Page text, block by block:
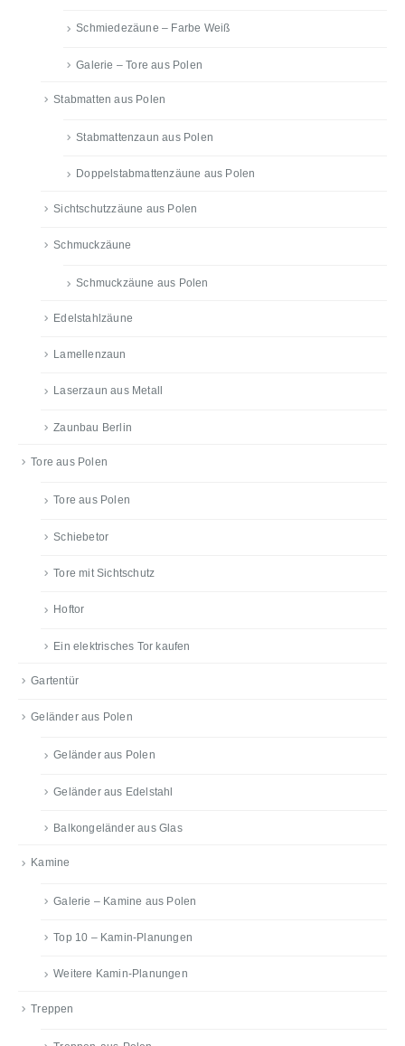
Schmiedezäune – Farbe Weiß
Galerie – Tore aus Polen
Stabmatten aus Polen
Stabmattenzaun aus Polen
Doppelstabmattenzäune aus Polen
Sichtschutzzäune aus Polen
Schmuckzäune
Schmuckzäune aus Polen
Edelstahlzäune
Lamellenzaun
Laserzaun aus Metall
Zaunbau Berlin
Tore aus Polen
Tore aus Polen
Schiebetor
Tore mit Sichtschutz
Hoftor
Ein elektrisches Tor kaufen
Gartentür
Geländer aus Polen
Geländer aus Polen
Geländer aus Edelstahl
Balkongeländer aus Glas
Kamine
Galerie – Kamine aus Polen
Top 10 – Kamin-Planungen
Weitere Kamin-Planungen
Treppen